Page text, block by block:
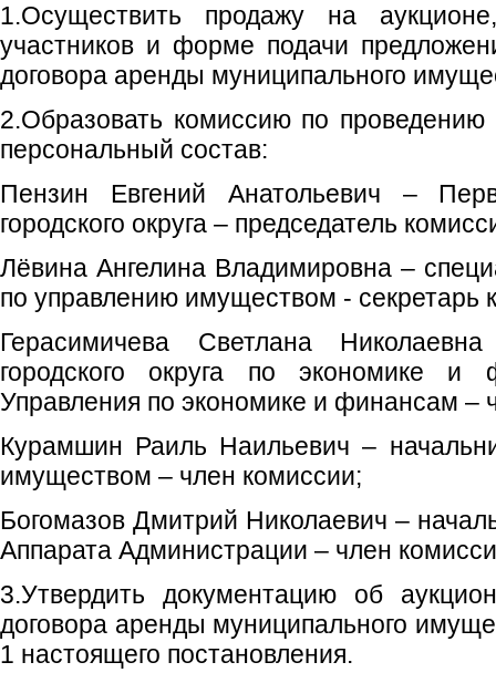
1.Осуществить продажу на
участников и форме подачи
договора аренды муниципального
2.Образовать комиссию по проведению
персональный состав:
Пензин Евгений Анатольевич –
городского округа – председатель
Лёвина Ангелина Владимировна –
по управлению имуществом - секретарь
Герасимичева Светлана
городского округа по экономике и
Управления по экономике и финансам –
Курамшин Раиль Наильевич –
имуществом – член комиссии;
Богомазов Дмитрий Николаевич –
Аппарата Администрации – член
3.Утвердить документацию об
договора аренды муниципального
1 настоящего постановления.